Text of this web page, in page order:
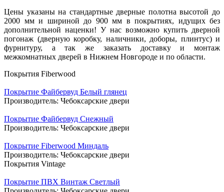
Цены указаны на стандартные дверные полотна высотой до
2000 мм и шириной до 900 мм в покрытиях, идущих без
дополнительной наценки! У нас возможно купить дверной
погонаж (дверную коробку, наличники, доборы, плинтус) и
фурнитуру, а так же заказать доставку и монтаж
межкомнатных дверей в Нижнем Новгороде и по области.
Покрытия Fiberwood
Покрытие Файбервуд Белый глянец
Производитель: Чебоксарские двери
Покрытие Файбервуд Снежный
Производитель: Чебоксарские двери
Покрытие Fiberwood Миндаль
Производитель: Чебоксарские двери
Покрытия Vintage
Покрытие ПВХ Винтаж Светлый